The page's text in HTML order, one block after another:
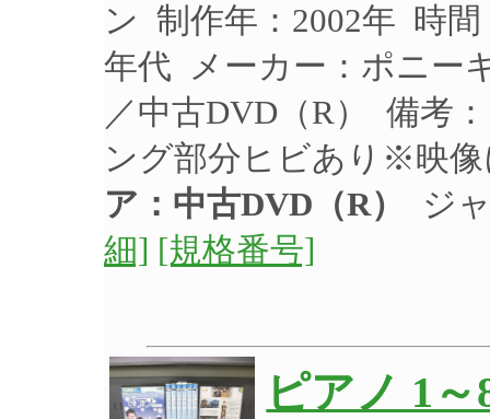
ン 制作年：2002年 時
年代 メーカー：ポニー
／中古DVD（R） 備考
ング部分ヒビあり※映
ア：中古DVD（R）
ジ
細] [規格番号]
ピアノ 1